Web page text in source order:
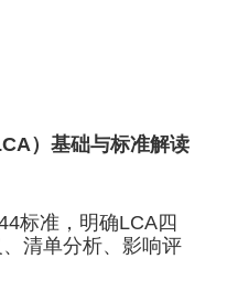
）基础与标准解读
标准，明确LCA四
清单分析、影响评